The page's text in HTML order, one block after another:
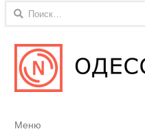
Найти:
Menu
Меню